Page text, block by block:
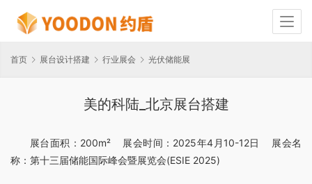
首页 展台设计搭建 行业展会 光伏储能展
美的科陆_北京展台搭建
展台面积：200m²    展会时间：2025年4月10-12日    展会名
称：第十三届储能国际峰会暨展览会(ESIE 2025)